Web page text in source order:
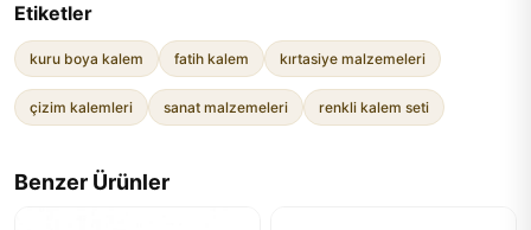
Etiketler
kuru boya kalem fatih kalem kırtasiye malzemeleri
çizim kalemleri sanat malzemeleri renkli kalem seti
Benzer Ürünler